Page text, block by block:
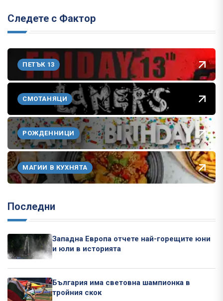
Следете с Фактор
ПЕТЪК 13
СМОТАНЯЦИ
РОЖДЕННИЦИ
МАГИИ В КУХНЯТА
Последни
Западна Европа отчете най-горещите юни
и юли в историята
България има световна шампионка в
тройния скок